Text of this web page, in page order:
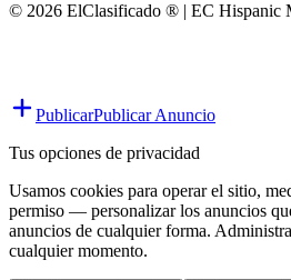
© 2026 ElClasificado ® | EC Hispanic
PublicarPublicar Anuncio
Tus opciones de privacidad
Usamos cookies para operar el sitio,
permiso — personalizar los anuncios
anuncios de cualquier forma.
cualquier momento.